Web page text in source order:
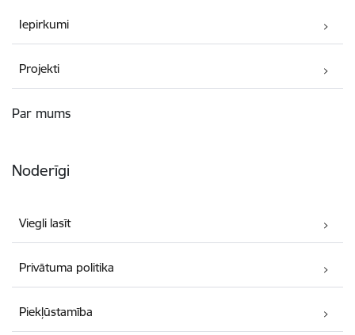
Iepirkumi
Projekti
Par mums
Noderīgi
Viegli lasīt
Privātuma politika
Piekļūstamība